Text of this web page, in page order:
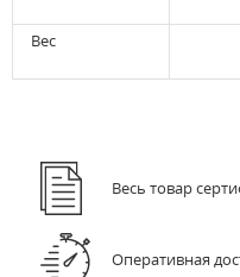
Вес
Весь товар
Оперативная